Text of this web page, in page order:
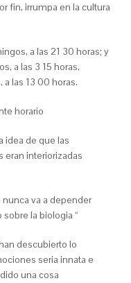
fin, irrumpa en la cultura
a las 21 30 horas; y
a las 3 15 horas,
las 13 00 horas.
horario
idea de que las
interiorizadas
nunca va a depender
la biologia “
descubierto lo
seri­a innata e
una cosa